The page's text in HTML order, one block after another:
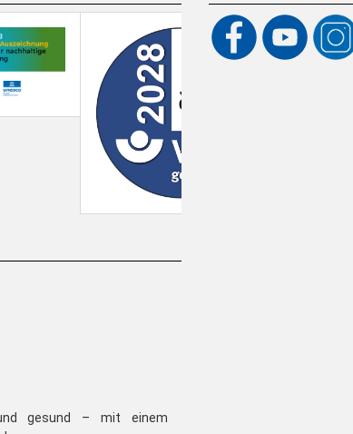
gesund – mit einem